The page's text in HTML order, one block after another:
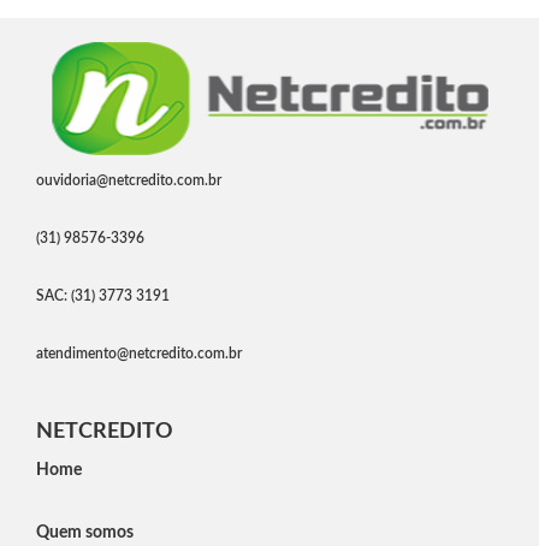
ouvidoria@netcredito.com.br
(31) 98576-3396
SAC: (31) 3773 3191
atendimento@netcredito.com.br
NETCREDITO
Home
Quem somos